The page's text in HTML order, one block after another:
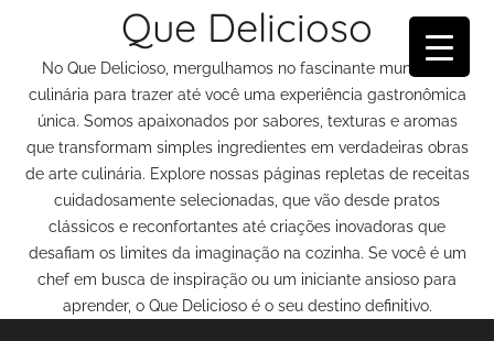
conteúdo
Que Delicioso
No Que Delicioso, mergulhamos no fascinante mundo da
culinária para trazer até você uma experiência gastronômica
única. Somos apaixonados por sabores, texturas e aromas
que transformam simples ingredientes em verdadeiras obras
de arte culinária. Explore nossas páginas repletas de receitas
cuidadosamente selecionadas, que vão desde pratos
clássicos e reconfortantes até criações inovadoras que
desafiam os limites da imaginação na cozinha. Se você é um
chef em busca de inspiração ou um iniciante ansioso para
aprender, o Que Delicioso é o seu destino definitivo.